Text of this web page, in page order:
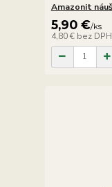
Amazonit
5,90 €/ks
4,80 € bez DPH